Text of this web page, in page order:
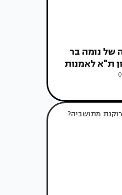
של נומה בר
ת"א לאמנות